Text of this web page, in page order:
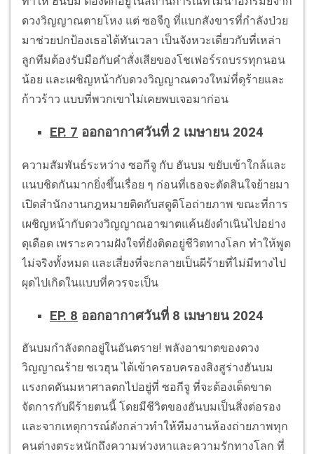
ดวงวิญญาณตายโหง แต่ ซอจีกู ที่แบกสังขารที่กำลังป่วย
มาช่วยปกป้องเธอได้ทันเวลา เป็นจังหวะเดี่ยวกับที่เหล่า
ลูกทีมต้องรับมือกับคำสั่งเสียของโชเฟอร์รถบรรทุกนอน
น้อย และเผชิญหน้ากับดวงวิญญาณดวงใหม่ที่ดุร้ายและ
ก้าวร้าว แบบที่พวกเขาไม่เคยพบเจอมาก่อน
EP. 7 ออกอากาศวันที่ 2 เมษายน 2024
ความสัมพันธ์ระหว่าง ซอกีจู กับ ฮันบม ขยับเข้าใกล้และ
แนบชิดกันมากยิ่งขึ้นเรื่อย ๆ ก่อนที่เธอจะตัดสินใจย้ายมา
เปิดสำนักงานกฎหมายติดกับสตูดิโอถ่ายภาพ ขณะที่การ
เผชิญหน้ากับดวงวิญญาณอาฆาตแค้นยังดำเนินไปอย่าง
ดุเดือด เพราะความฝังใจที่ยังติดอยู่ชีวิตทางโลก ทำให้พูด
ไม่จริงทั้งหมด และเสี่ยงที่จะกลายเป็นผีร้ายที่ไม่มีทางไป
ผุดไปเกิดในแบบที่ควรจะเป็น
EP. 8 ออกอากาศวันที่ 8 เมษายน 2024
ฮันบมกำลังตกอยู่ในอันตราย! พลังอาฆาตของดวง
วิญญาณร้าย ชเวฮุน ได้เข้าครอบครองสิงสูร่างฮันบม
แรงกดดันมหาศาลตกไปอยู่ที่ ซอกีจู ที่จะต้องเด็ดขาด
จัดการกับผีร้ายตนนี้ โดยมีชีวิตของฮันบมเป็นสิ่งต่อรอง
และจากเหตุการณ์ดังกล่าวทำให้ทีมงานห้องถ่ายภาพทุก
คนต่างตระหนักถึงความห่วงหาและความรักทางโลก ที่